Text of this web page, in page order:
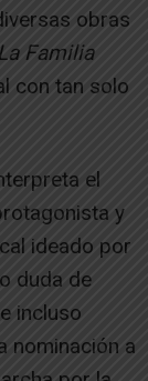
obras
La Familia
con tan solo
el
y
ideado por
duda de
incluso
nominación a